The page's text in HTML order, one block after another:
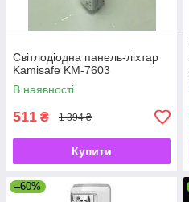
Світлодіодна панель-ліхтар
Kamisafe KM-7603
В наявності
511 ₴ 1 394 ₴
Купити
–60%